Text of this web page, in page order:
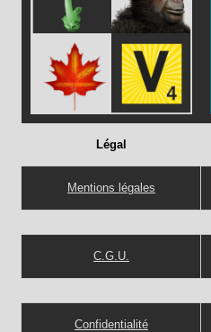
Légal
Mentions légales
C.G.U.
Confidentialité